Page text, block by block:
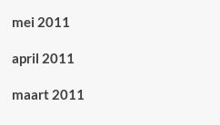
mei 2011
april 2011
maart 2011